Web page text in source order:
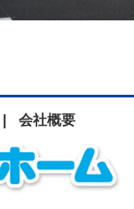
会社概要